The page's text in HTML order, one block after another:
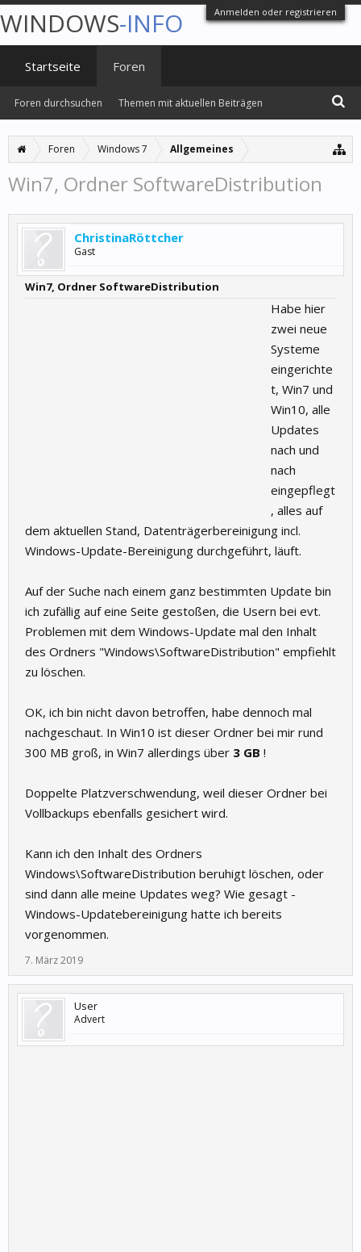
Anmelden oder registrieren
Foren Windows 7 Allgemeines
Win7, Ordner SoftwareDistribution
ChristinaRöttcher
Gast
Win7, Ordner SoftwareDistribution
Habe hier
zwei neue
Systeme
eingerichte
t, Win7 und
Win10, alle
Updates
nach und
nach
eingepflegt
, alles auf
dem aktuellen Stand, Datenträgerbereinigung incl.
Windows-Update-Bereinigung durchgeführt, läuft.
Auf der Suche nach einem ganz bestimmten Update bin
ich zufällig auf eine Seite gestoßen, die Usern bei evt.
Problemen mit dem Windows-Update mal den Inhalt
des Ordners "Windows\SoftwareDistribution" empfiehlt
zu löschen.
OK, ich bin nicht davon betroffen, habe dennoch mal
nachgeschaut. In Win10 ist dieser Ordner bei mir rund
300 MB groß, in Win7 allerdings über 3 GB !
Doppelte Platzverschwendung, weil dieser Ordner bei
Vollbackups ebenfalls gesichert wird.
Kann ich den Inhalt des Ordners
Windows\SoftwareDistribution beruhigt löschen, oder
sind dann alle meine Updates weg? Wie gesagt -
Windows-Updatebereinigung hatte ich bereits
vorgenommen.
7. März 2019
User
Advert
WINDOWS-INFO
Startseite Foren
Foren durchsuchen Themen mit aktuellen Beiträgen